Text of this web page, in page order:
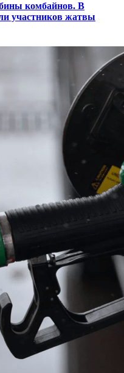
комбайнов. В
участников жатвы